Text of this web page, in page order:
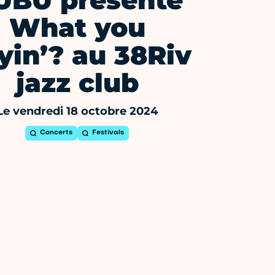
What you
au 38Riv
jazz club
vendredi 18 octobre 2024
Concerts Festivals